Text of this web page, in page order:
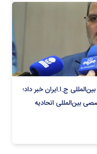
ج.ا.ایران خبر داد؛
بین‌المللی اتحادیه